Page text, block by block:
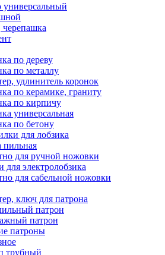
универсальный
по дереву
по металлу
удлинитель коронок
по керамике, граниту
по кирпичу
универсальная
по бетону
для лобзика
пильная
для ручной ножовки
для электролобзика
для сабельной ножовки
ключ для патрона
патрон
патрон
патроны
трубный